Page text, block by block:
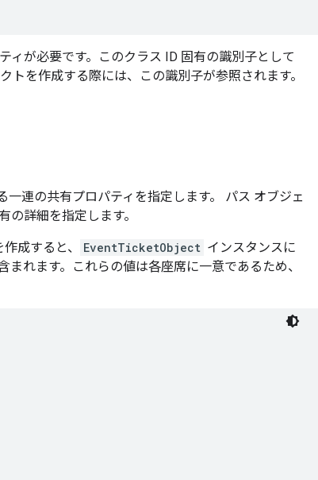
ィが必要です。このクラス ID 固有の識別子として
を作成する際には、この識別子が参照されます。
連の共有プロパティを指定します。 パス オブジェ
詳細を指定します。
成すると、 EventTicketObject インスタンスに
れます。これらの値は各座席に一意であるため、